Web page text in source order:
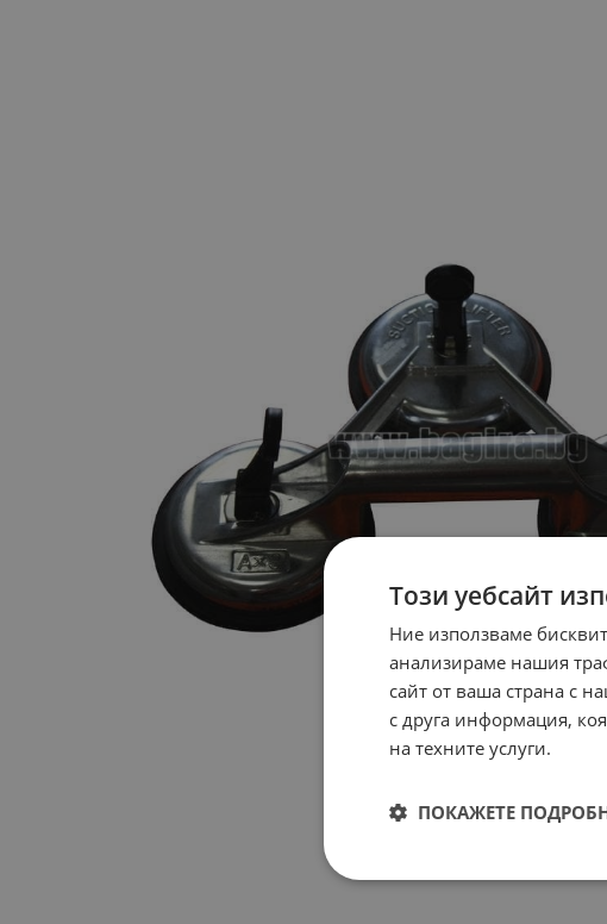
Този уебсайт
Ние използваме
анализираме нашия
сайт от ваша страна с
с друга информация,
на техните услуги.
ПОКАЖЕТЕ